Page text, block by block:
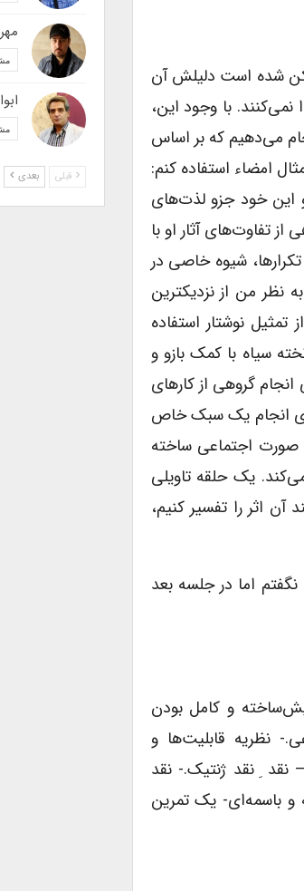
شده است دلیلش آن
نمی‌کنند. با وجود این،
می‌دهیم که بر اساس
امضاء استفاده کنم:
این خود جزو لذت‌های
تفاوت‌های آثار او با
شیوه خاصی در
نظر من از نزدیکترین
نوشتار استفاده
سیاه با کمک بازو و
گروهی از کارهای
انجام یک سبک خاص
که به صورت اجتماعی ساخته
یک حلقه تاویلی
اثر را تفسیر کنیم،
اما در جلسه بعد
و کامل بودن
نظریه قابلیت‌ها و
نقد ژنتیک.- نقد
باسمه‌ای- یک تمرین
قبلی بعدی